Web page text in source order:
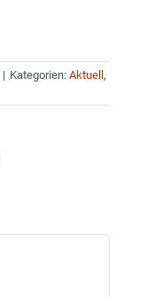
| Kategorien: Aktuell ,